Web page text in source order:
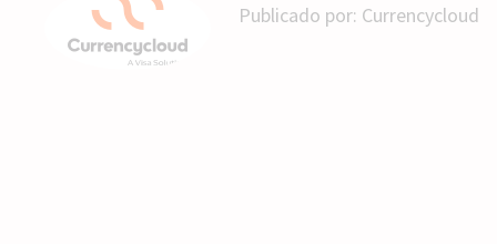
Publicado por: Currencycloud